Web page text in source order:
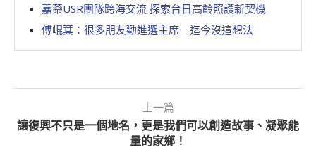
嘉藥USR團隊跨海交流 探索台日高齡照護新契機
傅崐萁：很多朋友勸進選主席 迄今沒這想法
上一篇
讓復興不只是一個地名，更是我們可以創造故事、凝聚能
量的家鄉！